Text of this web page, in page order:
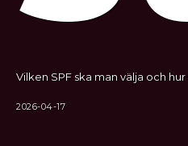
Vilken SPF ska man välja och
2026-04-17